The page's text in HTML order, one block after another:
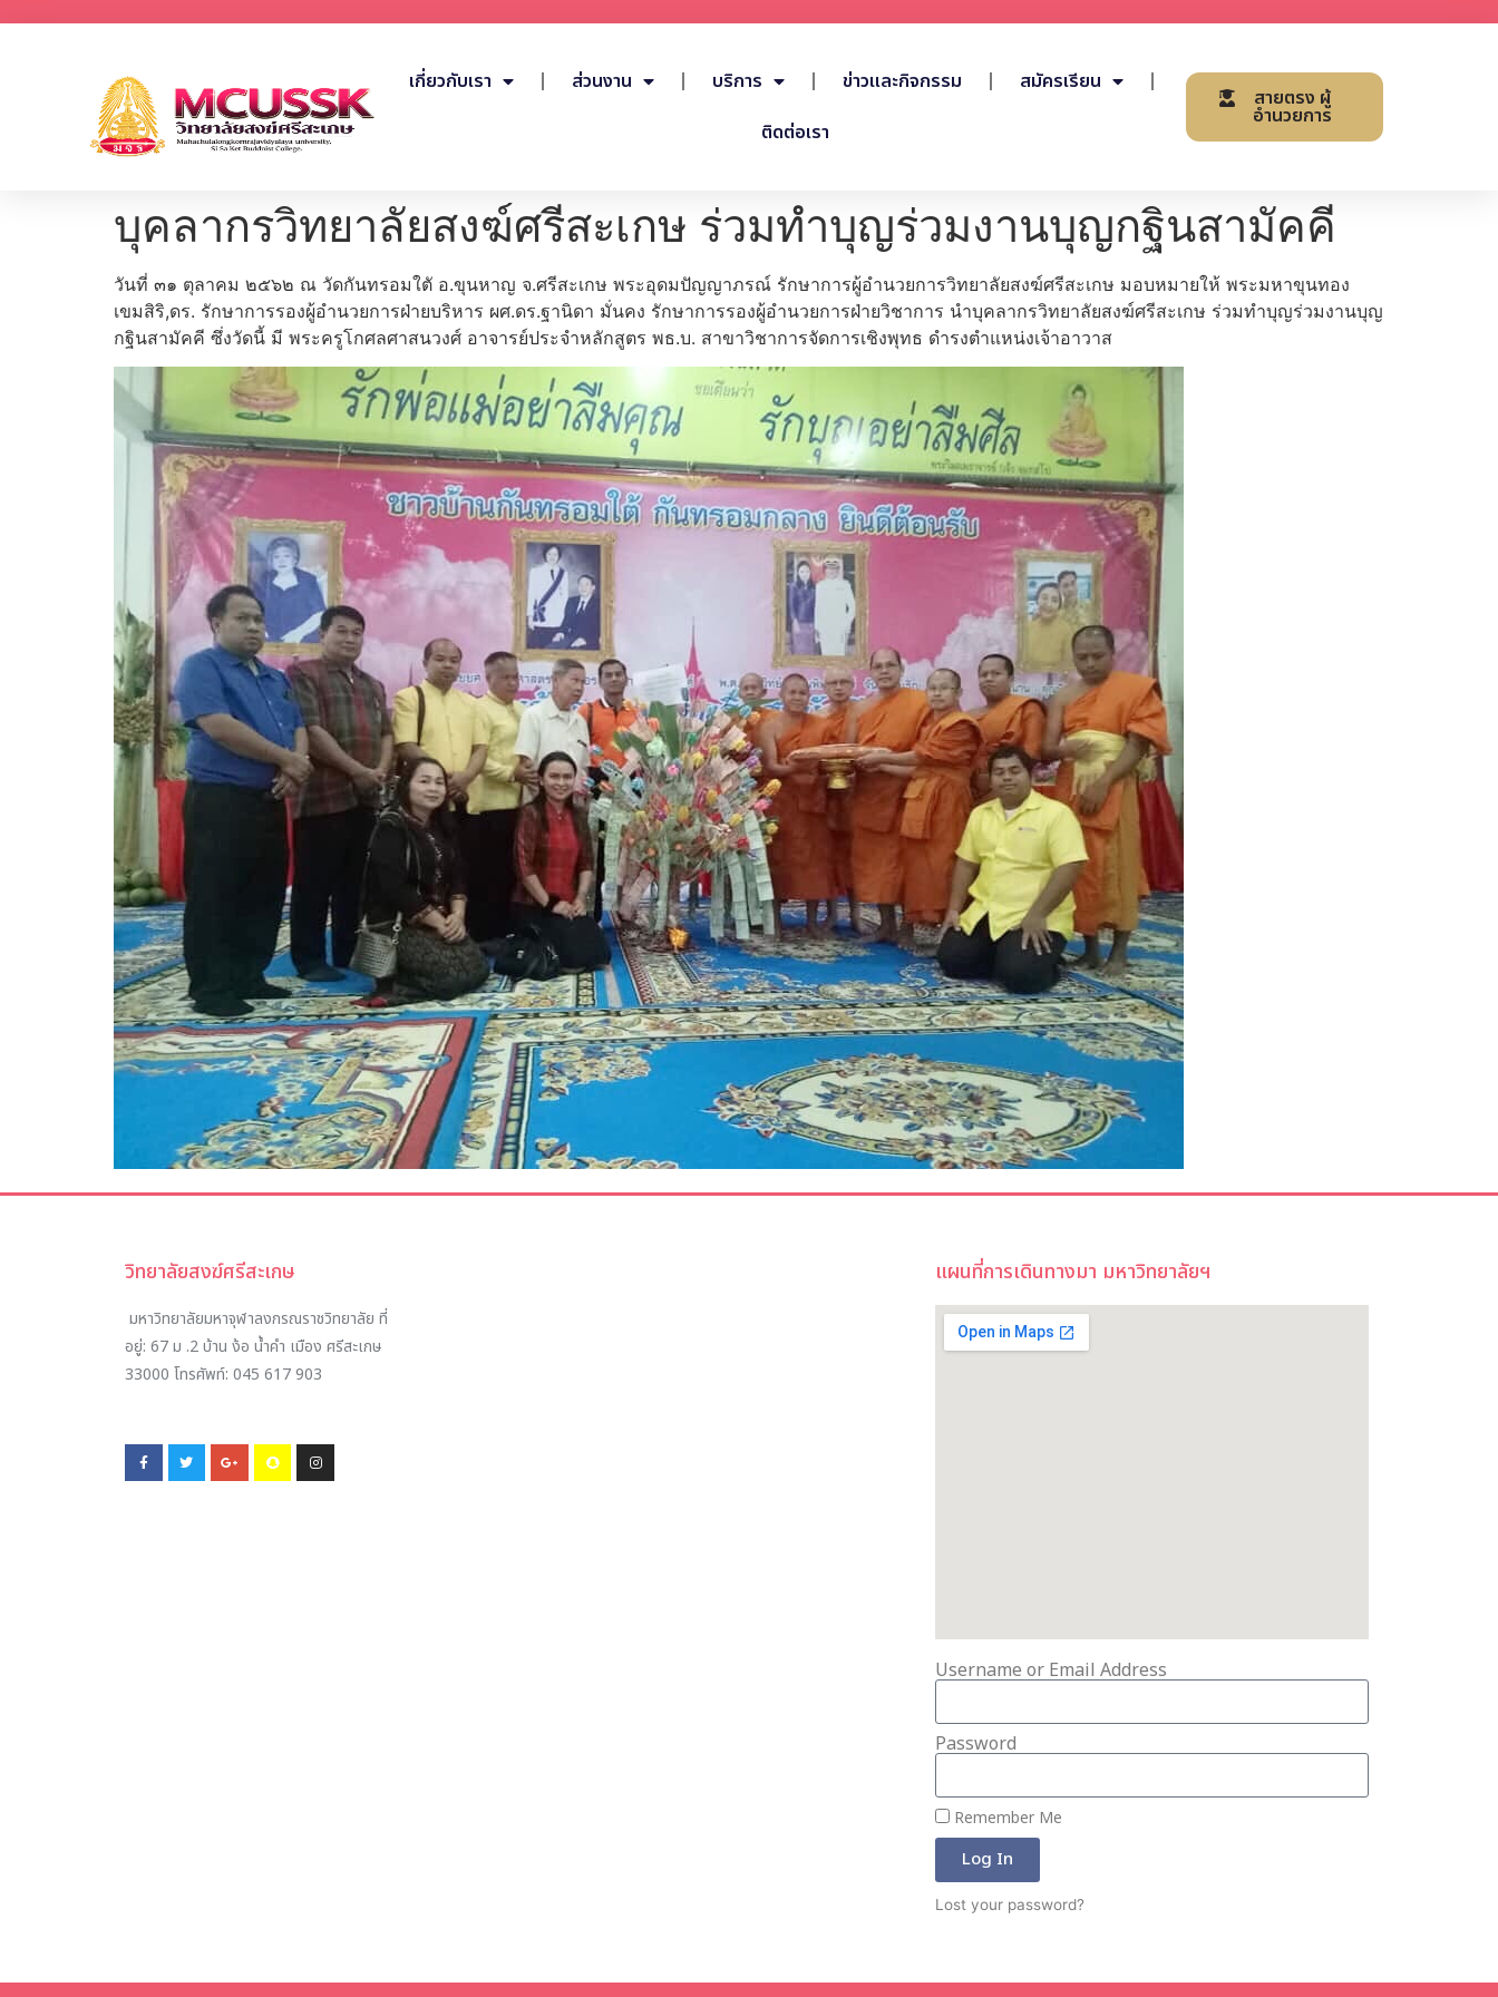
เกี่ยวกับเรา ส่วนงาน บริการ ข่าวและกิจกรรม
สมัครเรียน
ติดต่อเรา
สายตรง ผู้
อำนวยการ
บุคลากรวิทยาลัยสงฆ์ศรีสะเกษ ร่วมทำบุญร่วมงานบุญกฐินสามัคคี
วันที่ ๓๑ ตุลาคม ๒๕๖๒ ณ วัดกันทรอมใตั อ.ขุนหาญ จ.ศรีสะเกษ พระอุดมปัญญาภรณ์ รักษาการผู้อำนวยการวิทยาลัยสงฆ์ศรีสะเกษ มอบหมายให้ พระมหาขุนทอง
เขมสิริ,ดร. รักษาการรองผู้อำนวยการฝ่ายบริหาร ผศ.ดร.ฐานิดา มั่นคง รักษาการรองผู้อำนวยการฝ่ายวิชาการ นำบุคลากรวิทยาลัยสงฆ์ศรีสะเกษ ร่วมทำบุญร่วมงานบุญ
กฐินสามัคคี ซึ่งวัดนี้ มี พระครูโกศลศาสนวงศ์ อาจารย์ประจำหลักสูตร พธ.บ. สาขาวิชาการจัดการเชิงพุทธ ดำรงตำแหน่งเจ้าอาวาส
วิทยาลัยสงฆ์ศรีสะเกษ
มหาวิทยาลัยมหาจุฬาลงกรณราชวิทยาลัย ที่
อยู่: 67 ม .2 บ้าน ง้อ น้ำคำ เมือง ศรีสะเกษ
33000 โทรศัพท์: 045 617 903
แผนที่การเดินทางมา มหาวิทยาลัยฯ
Username or Email Address
Password
Remember Me
Log In
Lost your password?